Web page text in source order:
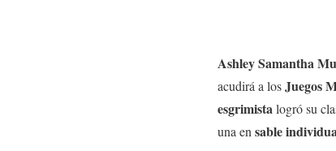
Ashley Samantha
acudirá a losJuegos
esgrimistalogró su
una en sable